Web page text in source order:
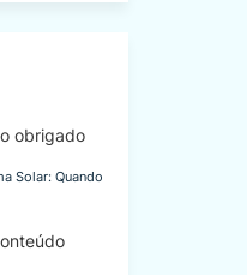
obrigado
Solar: Quando